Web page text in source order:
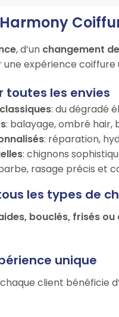
, d’un changement
une expérience
toutes les envies
: du dégradé
: balayage, ombré hair,
: réparation,
: chignons
rasage précis et
les types de
bouclés, frisés ou
unique
client bénéficie